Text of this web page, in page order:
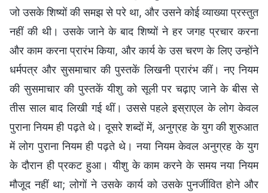
जो उसके शिष्यों की समझ से परे था, और उसने कोई व्याख्या प्रस्तुत
नहीं की थी। उसके जाने के बाद शिष्यों ने हर जगह प्रचार करना
और काम करना प्रारंभ किया, और कार्य के उस चरण के लिए उन्होंने
धर्मपत्र और सुसमाचार की पुस्तकें लिखनी प्रारंभ कीं। नए नियम
की सुसमाचार की पुस्तकें यीशु को सूली पर चढ़ाए जाने के बीस से
तीस साल बाद लिखी गई थीं। उससे पहले इस्राएल के लोग केवल
पुराना नियम ही पढ़ते थे। दूसरे शब्दों में, अनुग्रह के युग की शुरुआत
में लोग पुराना नियम ही पढ़ते थे। नया नियम केवल अनुग्रह के युग
के दौरान ही प्रकट हुआ। यीशु के काम करने के समय नया नियम
मौजूद नहीं था; लोगों ने उसके कार्य को उसके पुनर्जीवित होने और